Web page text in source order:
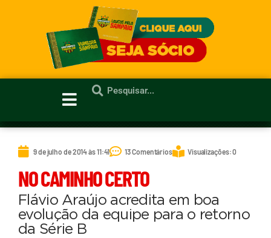
9 de julho de 2014 às 11:41 13 Comentários Visualizações: 0
NO CAMINHO CERTO
Flávio Araújo acredita em boa
evolução da equipe para o retorno
da Série B